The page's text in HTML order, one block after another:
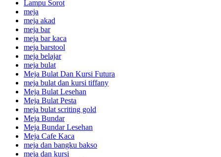
Lampu Sorot
meja
meja akad
meja bar
meja bar kaca
meja barstool
meja belajar
meja bulat
Meja Bulat Dan Kursi Futura
meja bulat dan kursi tiffany
Meja Bulat Lesehan
Meja Bulat Pesta
meja bulat scriting gold
Meja Bundar
Meja Bundar Lesehan
Meja Cafe Kaca
meja dan bangku bakso
meja dan kursi